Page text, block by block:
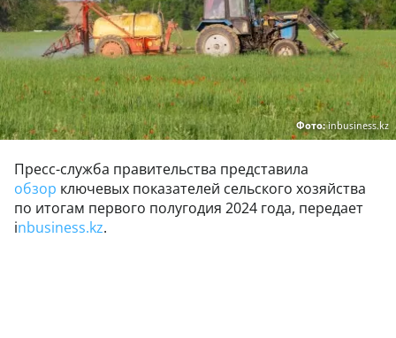
Фото:inbusiness.kz
Пресс-служба правительства представила
обзор ключевых показателей сельского хозяйства
по итогам первого полугодия 2024 года, передает
inbusiness.kz.